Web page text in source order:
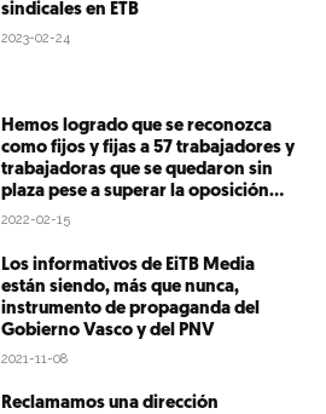
sindicales en ETB
2023-02-24
Hemos logrado que se reconozca
como fijos y fijas a 57 trabajadores y
trabajadoras que se quedaron sin
plaza pese a superar la oposición...
2022-02-15
Los informativos de EiTB Media
están siendo, más que nunca,
instrumento de propaganda del
Gobierno Vasco y del PNV
2021-11-08
Reclamamos una dirección